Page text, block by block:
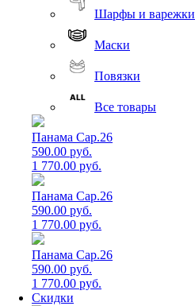
Шарфы и варежки
Маски
Повязки
Все товары
Панама Cap.26
590.00 руб.
1 770.00 руб.
Панама Cap.26
590.00 руб.
1 770.00 руб.
Панама Cap.26
590.00 руб.
1 770.00 руб.
Скидки